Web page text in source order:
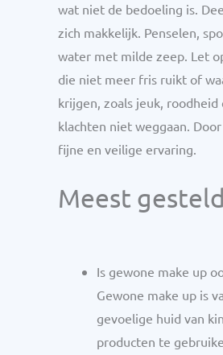
wat niet de bedoeling is.
zich makkelijk. Penselen,
water met milde zeep. Let
die niet meer fris ruikt of
krijgen, zoals jeuk,
klachten niet weggaan.
fijne en veilige ervaring.
Meest
Is gewone make up
Gewone make up is
gevoelige huid van
producten te